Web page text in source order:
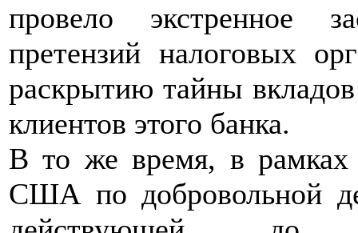
провело экстренное
претензий налоговых
раскрытию тайны
клиентов этого банка.
В то же время, в
США по добровольной